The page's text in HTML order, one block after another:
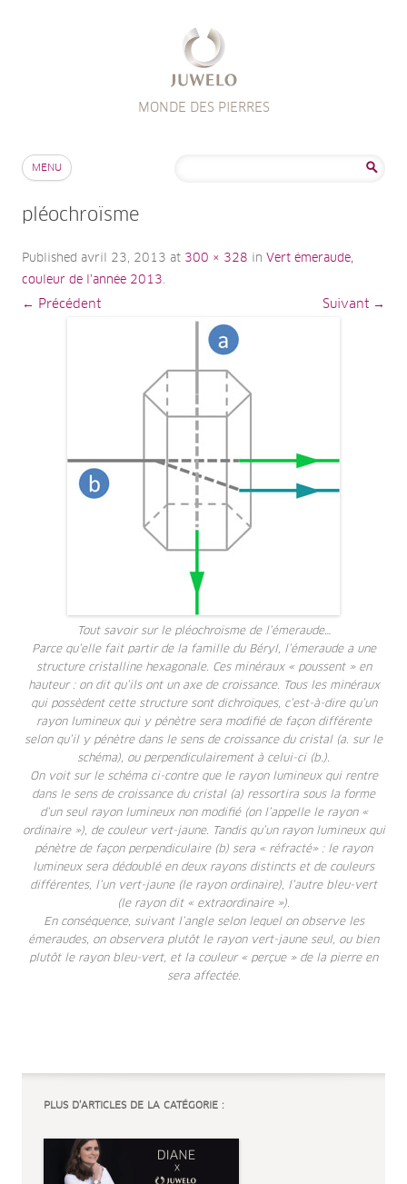
MONDE DES PIERRES
MENU
pléochroïsme
Published avril 23, 2013 at 300 × 328 in Vert émeraude,
couleur de l’année 2013.
← Précédent Suivant →
Tout savoir sur le pléochroïsme de l’émeraude…
Parce qu’elle fait partir de la famille du Béryl, l’émeraude a une
structure cristalline hexagonale. Ces minéraux « poussent » en
hauteur : on dit qu’ils ont un axe de croissance. Tous les minéraux
qui possèdent cette structure sont dichroïques, c’est-à-dire qu’un
rayon lumineux qui y pénètre sera modifié de façon différente
selon qu’il y pénètre dans le sens de croissance du cristal (a. sur le
schéma), ou perpendiculairement à celui-ci (b.).
On voit sur le schéma ci-contre que le rayon lumineux qui rentre
dans le sens de croissance du cristal (a) ressortira sous la forme
d’un seul rayon lumineux non modifié (on l’appelle le rayon «
ordinaire »), de couleur vert-jaune. Tandis qu’un rayon lumineux qui
pénètre de façon perpendiculaire (b) sera « réfracté» : le rayon
lumineux sera dédoublé en deux rayons distincts et de couleurs
différentes, l’un vert-jaune (le rayon ordinaire), l’autre bleu-vert
(le rayon dit « extraordinaire »).
En conséquence, suivant l’angle selon lequel on observe les
émeraudes, on observera plutôt le rayon vert-jaune seul, ou bien
plutôt le rayon bleu-vert, et la couleur « perçue » de la pierre en
sera affectée.
PLUS D’ARTICLES DE LA CATÉGORIE :